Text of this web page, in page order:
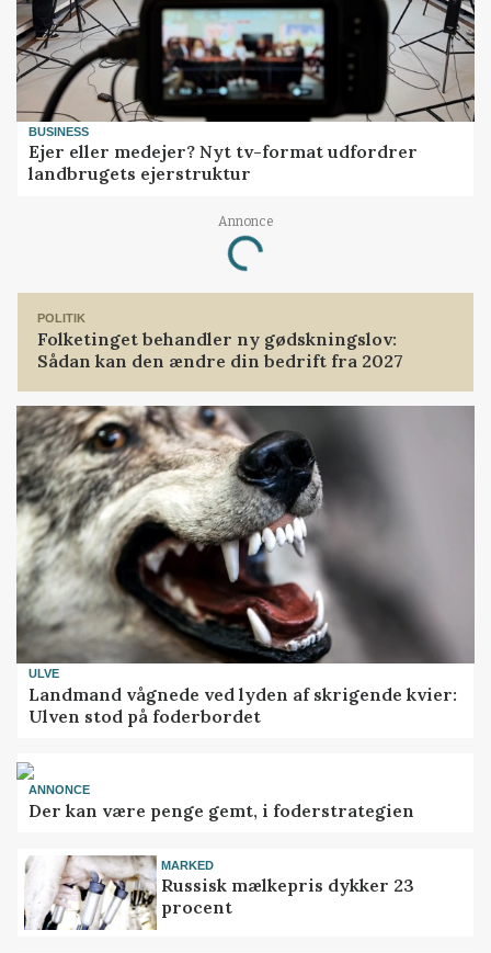
BUSINESS
Ejer eller medejer? Nyt tv-format udfordrer
landbrugets ejerstruktur
Annonce
Loading...
POLITIK
Folketinget behandler ny gødskningslov:
Sådan kan den ændre din bedrift fra 2027
ULVE
Landmand vågnede ved lyden af skrigende kvier:
Ulven stod på foderbordet
ANNONCE
Der kan være penge gemt, i foderstrategien
MARKED
Russisk mælkepris dykker 23
procent